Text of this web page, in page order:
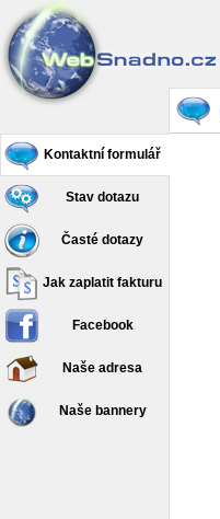
Kontaktní formulář
Stav dotazu
Časté dotazy
Jak zaplatit fakturu
Facebook
Naše adresa
Naše bannery